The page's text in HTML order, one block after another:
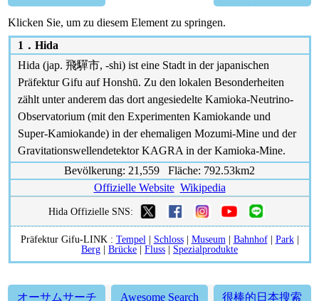
Klicken Sie, um zu diesem Element zu springen.
1． Hida
Hida (jap. 飛驒市, -shi) ist eine Stadt in der japanischen
Präfektur Gifu auf Honshū. Zu den lokalen Besonderheiten
zählt unter anderem das dort angesiedelte Kamioka-Neutrino-
Observatorium (mit den Experimenten Kamiokande und
Super-Kamiokande) in der ehemaligen Mozumi-Mine und der
Gravitationswellendetektor KAGRA in der Kamioka-Mine.
Bevölkerung: 21,559 Fläche: 792.53km2
Offizielle Website Wikipedia
Hida Offizielle SNS:
Präfektur Gifu-LINK : Tempel | Schloss| Museum | Bahnhof| Park|
Berg | Brücke | Fluss | Spezialprodukte
オーサムサーチ Awesome Search 很棒的日本搜索